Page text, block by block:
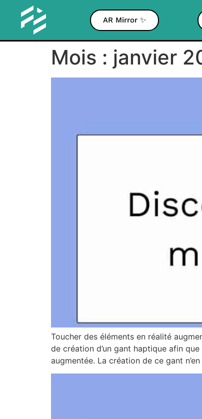
AR Mirror ✨
Mois : janvier
Toucher des éléments en réalité
de création d’un gant haptique afin
augmentée. La création de ce gant